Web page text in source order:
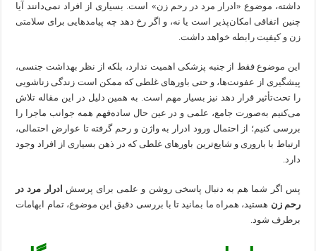
داشته، موضوع «ادرار مرد در رحم زن» است. بسیاری از افراد نمی‌دانند آیا
چنین اتفاقی امکان‌پذیر است یا نه، و اگر رخ دهد چه پیامدهایی برای سلامتی
زن و کیفیت رابطه خواهد داشت.
این موضوع فقط از جنبه پزشکی اهمیت ندارد، بلکه از نظر بهداشت جنسی،
پیشگیری از عفونت‌ها، و حتی باورهای غلطی که ممکن است زندگی زناشویی
را تحت‌تأثیر قرار دهد نیز بسیار مهم است. به همین دلیل در این مقاله تلاش
می‌کنیم به‌صورت جامع، علمی و در عین حال ساده‌فهم همه جوانب ماجرا را
بررسی کنیم؛ از احتمال ورود ادرار به واژن و رحم گرفته تا عوارض احتمالی،
ارتباط با باروری و شایع‌ترین باورهای غلطی که در ذهن بسیاری از افراد وجود
دارد.
پس اگر شما هم به دنبال پاسخی روشن و علمی برای پرسش ادرار مرد در
رحم زن هستید، همراه ما بمانید تا با بررسی دقیق این موضوع، تمام ابهامات
برطرف شود.